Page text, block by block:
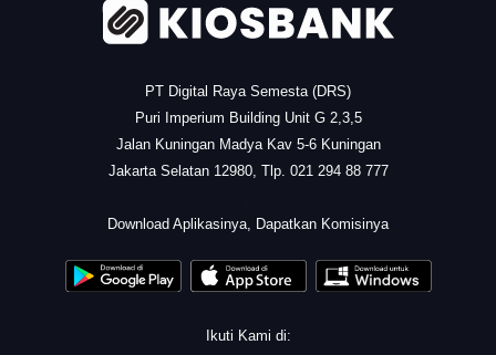
PT Digital Raya Semesta (DRS)
Puri Imperium Building Unit G 2,3,5
Jalan Kuningan Madya Kav 5-6 Kuningan
Jakarta Selatan 12980, Tlp. 021 294 88 777
Download Aplikasinya, Dapatkan Komisinya
Ikuti Kami di: